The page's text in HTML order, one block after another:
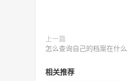
上一篇
怎么查询自己的档案在什么
相关推荐